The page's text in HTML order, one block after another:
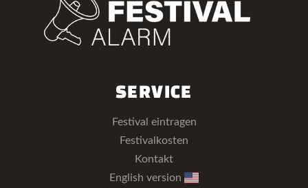
SERVICE
Festival eintragen
Festivalkosten
Kontakt
English version